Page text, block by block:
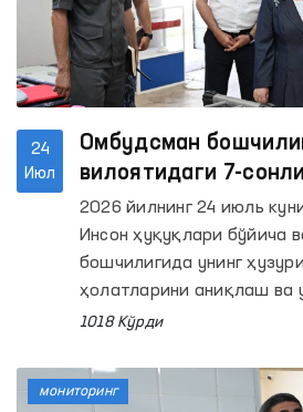
24
Июл
Омбудсман
вилоятидаги 7-
этиш колониясида
ўтказилди
2026 йилнинг 24 июль
Инсон ҳуқуқлари бўйича
бошчилигида унинг
ҳолатларини аниқлаш ва
олиш бўйича
этиш колониясига
амалга оширди.
1018 Кўрди
мониторинг